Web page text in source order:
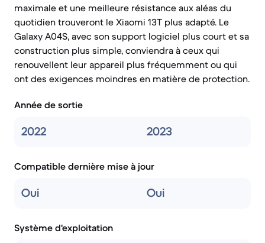
maximale et une meilleure résistance aux aléas du
quotidien trouveront le Xiaomi 13T plus adapté. Le
Galaxy A04S, avec son support logiciel plus court et sa
construction plus simple, conviendra à ceux qui
renouvellent leur appareil plus fréquemment ou qui
ont des exigences moindres en matière de protection.
Année de sortie
2022 2023
Compatible dernière mise à jour
Oui Oui
Système d'exploitation